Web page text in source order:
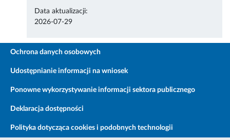
Data aktualizacji:
2026-07-29
Ochrona danych osobowych
Udostępnianie informacji na wniosek
Ponowne wykorzystywanie informacji sektora publicznego
Deklaracja dostępności
Polityka dotycząca cookies i podobnych technologii